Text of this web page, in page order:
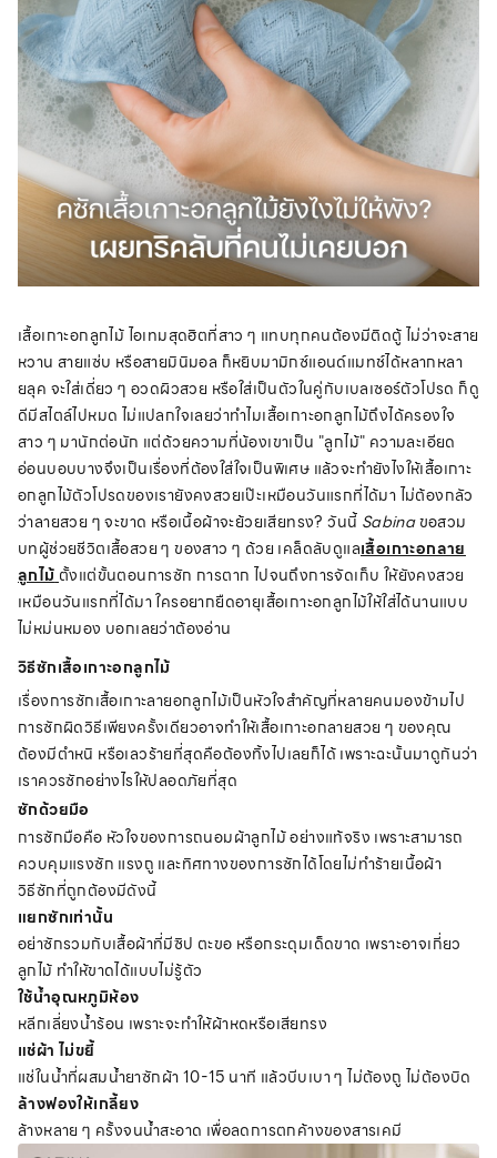
เสื้อเกาะอกลูกไม้ ไอเทมสุดฮิตที่สาว ๆ แทบทุกคนต้องมีติดตู้ ไม่ว่าจะสาย
หวาน สายแซ่บ หรือสายมินิมอล ก็หยิบมามิกซ์แอนด์แมทช์ได้หลากหลา
ยลุค จะใส่เดี่ยว ๆ อวดผิวสวย หรือใส่เป็นตัวในคู่กับเบลเซอร์ตัวโปรด ก็ดู
ดีมีสไตล์ไปหมด ไม่แปลกใจเลยว่าทำไมเสื้อเกาะอกลูกไม้ถึงได้ครองใจ
สาว ๆ มานักต่อนัก แต่ด้วยความที่น้องเขาเป็น "ลูกไม้" ความละเอียด
อ่อนบอบบางจึงเป็นเรื่องที่ต้องใส่ใจเป็นพิเศษ แล้วจะทำยังไงให้เสื้อเกาะ
อกลูกไม้ตัวโปรดของเรายังคงสวยเป๊ะเหมือนวันแรกที่ได้มา ไม่ต้องกลัว
ว่าลายสวย ๆ จะขาด หรือเนื้อผ้าจะย้วยเสียทรง? วันนี้ Sabinaขอสวม
บทผู้ช่วยชีวิตเสื้อสวย ๆ ของสาว ๆ ด้วย เคล็ดลับดูแลเสื้อเกาะอกลาย
ลูกไม้ ตั้งแต่ขั้นตอนการซัก การตาก ไปจนถึงการจัดเก็บ ให้ยังคงสวย
เหมือนวันแรกที่ได้มา ใครอยากยืดอายุเสื้อเกาะอกลูกไม้ให้ใส่ได้นานแบบ
ไม่หม่นหมอง บอกเลยว่าต้องอ่าน
วิธีซักเสื้อเกาะอกลูกไม้
เรื่องการซักเสื้อเกาะลายอกลูกไม้เป็นหัวใจสำคัญที่หลายคนมองข้ามไป
การซักผิดวิธีเพียงครั้งเดียวอาจทำให้เสื้อเกาะอกลายสวย ๆ ของคุณ
ต้องมีตำหนิ หรือเลวร้ายที่สุดคือต้องทิ้งไปเลยก็ได้ เพราะฉะนั้นมาดูกันว่า
เราควรซักอย่างไรให้ปลอดภัยที่สุด
ซักด้วยมือ
การซักมือคือ หัวใจของการถนอมผ้าลูกไม้ อย่างแท้จริง เพราะสามารถ
ควบคุมแรงซัก แรงถู และทิศทางของการซักได้โดยไม่ทำร้ายเนื้อผ้า
วิธีซักที่ถูกต้องมีดังนี้
แยกซักเท่านั้น
อย่าซักรวมกับเสื้อผ้าที่มีซิป ตะขอ หรือกระดุมเด็ดขาด เพราะอาจเกี่ยว
ลูกไม้ ทำให้ขาดได้แบบไม่รู้ตัว
ใช้น้ำอุณหภูมิห้อง
หลีกเลี่ยงน้ำร้อน เพราะจะทำให้ผ้าหดหรือเสียทรง
แช่ผ้า ไม่ขยี้
แช่ในน้ำที่ผสมน้ำยาซักผ้า 10-15 นาที แล้วบีบเบา ๆ ไม่ต้องถู ไม่ต้องบิด
ล้างฟองให้เกลี้ยง
ล้างหลาย ๆ ครั้งจนน้ำสะอาด เพื่อลดการตกค้างของสารเคมี